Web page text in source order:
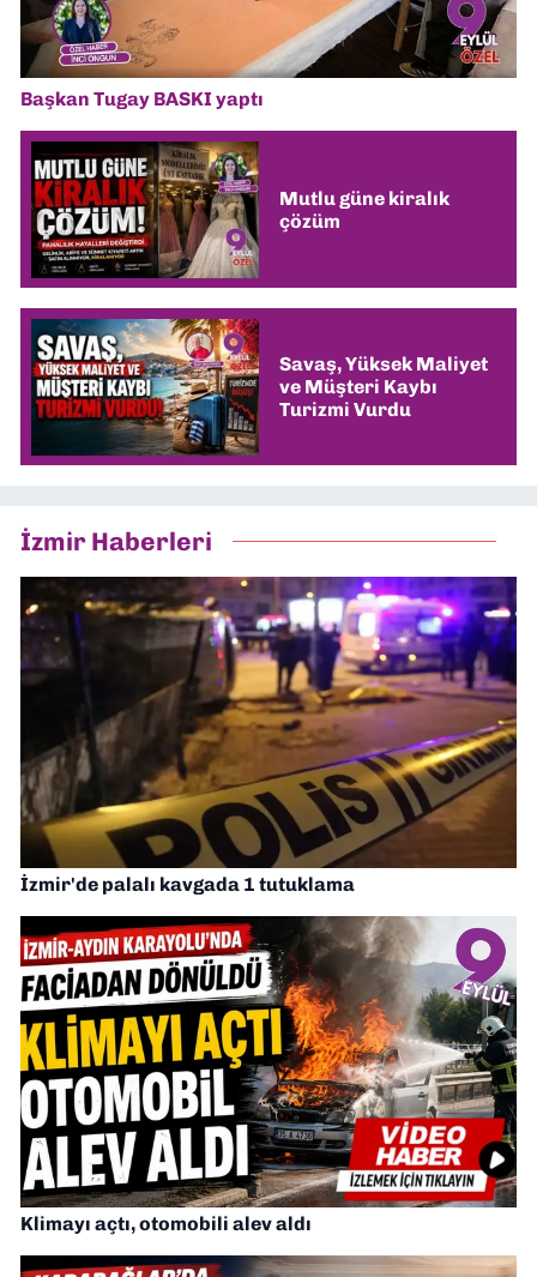
Başkan Tugay BASKI yaptı
Mutlu güne kiralık
çözüm
Savaş, Yüksek Maliyet
ve Müşteri Kaybı
Turizmi Vurdu
İzmir Haberleri
İzmir'de palalı kavgada 1 tutuklama
Klimayı açtı, otomobili alev aldı